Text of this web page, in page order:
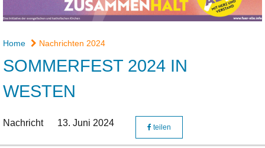
Home Nachrichten 2024
SOMMERFEST 2024 IN
WESTEN
Nachricht 13. Juni 2024 teilen